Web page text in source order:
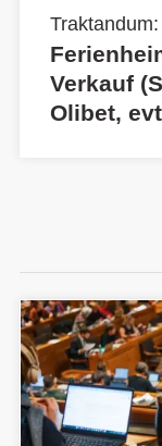
Verkauf
Olibet,